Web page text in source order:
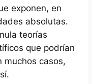
exponen, en
absolutas.
teorías
que podrían
muchos casos,